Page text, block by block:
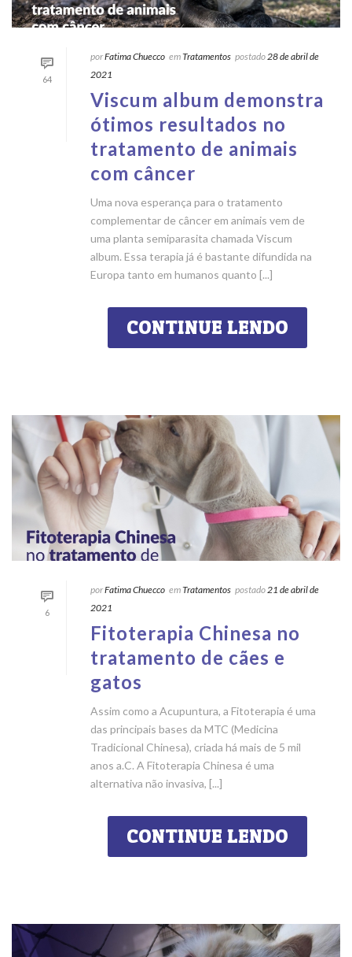
64
porFatima Chuecco emTratamentos postado28 de abril de
2021
Viscum album demonstra
ótimos resultados no
tratamento de animais
com câncer
Uma nova esperança para o tratamento
complementar de câncer em animais vem de
uma planta semiparasita chamada Viscum
album. Essa terapia já é bastante difundida na
Europa tanto em humanos quanto [...]
CONTINUE LENDO
6
porFatima Chuecco emTratamentos postado 21 de abril de
2021
Fitoterapia Chinesa no
tratamento de cães e
gatos
Assim como a Acupuntura, a Fitoterapia é uma
das principais bases da MTC (Medicina
Tradicional Chinesa), criada há mais de 5 mil
anos a.C. A Fitoterapia Chinesa é uma
alternativa não invasiva, [...]
CONTINUE LENDO